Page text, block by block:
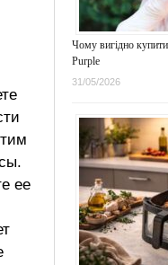
ее
Чому вигідно
Purple
31/05/2026